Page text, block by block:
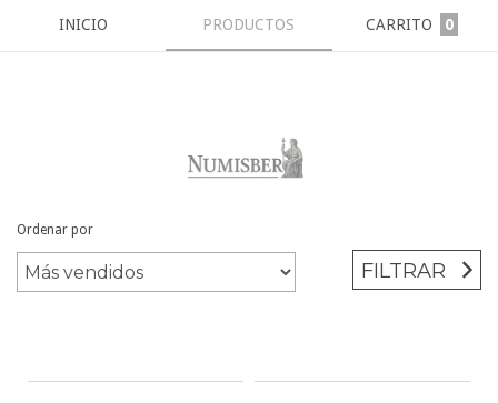
INICIO PRODUCTOS CARRITO 0
Inicio / BILLETES
Ordenar por
FILTRAR